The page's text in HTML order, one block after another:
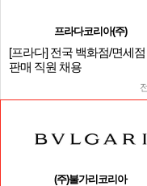
프라다코리아(주)
[프라다] 전국 백화점/면세
판매 직원 채용
(주)불가리코리아